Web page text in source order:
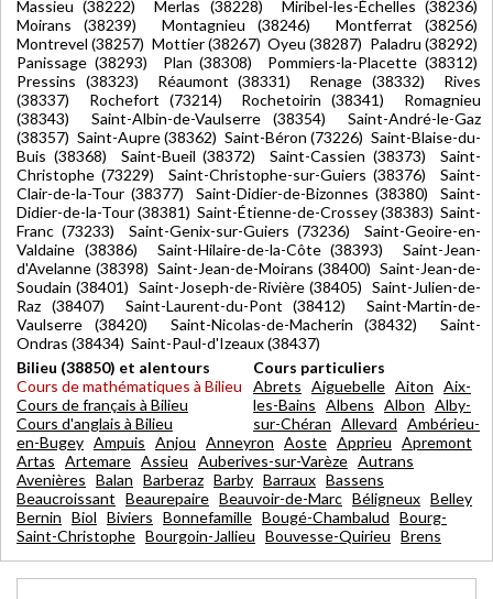
Massieu (38222) Merlas (38228) Miribel-les-Échelles (38236)
Moirans (38239) Montagnieu (38246) Montferrat (38256)
Montrevel (38257) Mottier (38267) Oyeu (38287) Paladru (38292)
Panissage (38293) Plan (38308) Pommiers-la-Placette (38312)
Pressins (38323) Réaumont (38331) Renage (38332) Rives
(38337) Rochefort (73214) Rochetoirin (38341) Romagnieu
(38343) Saint-Albin-de-Vaulserre (38354) Saint-André-le-Gaz
(38357) Saint-Aupre (38362) Saint-Béron (73226) Saint-Blaise-du-
Buis (38368) Saint-Bueil (38372) Saint-Cassien (38373) Saint-
Christophe (73229) Saint-Christophe-sur-Guiers (38376) Saint-
Clair-de-la-Tour (38377) Saint-Didier-de-Bizonnes (38380) Saint-
Didier-de-la-Tour (38381) Saint-Étienne-de-Crossey (38383) Saint-
Franc (73233) Saint-Genix-sur-Guiers (73236) Saint-Geoire-en-
Valdaine (38386) Saint-Hilaire-de-la-Côte (38393) Saint-Jean-
d'Avelanne (38398) Saint-Jean-de-Moirans (38400) Saint-Jean-de-
Soudain (38401) Saint-Joseph-de-Rivière (38405) Saint-Julien-de-
Raz (38407) Saint-Laurent-du-Pont (38412) Saint-Martin-de-
Vaulserre (38420) Saint-Nicolas-de-Macherin (38432) Saint-
Ondras (38434) Saint-Paul-d'Izeaux (38437)
Bilieu (38850) et alentours
Cours de mathématiques à Bilieu
Cours de français à Bilieu
Cours d'anglais à Bilieu
Cours particuliers
Abrets Aiguebelle Aiton Aix-
les-Bains Albens Albon Alby-
sur-Chéran Allevard Ambérieu-
en-Bugey Ampuis Anjou Anneyron Aoste Apprieu Apremont
Artas Artemare Assieu Auberives-sur-Varèze Autrans
Avenières Balan Barberaz Barby Barraux Bassens
Beaucroissant Beaurepaire Beauvoir-de-Marc Béligneux Belley
Bernin Biol Biviers Bonnefamille Bougé-Chambalud Bourg-
Saint-Christophe Bourgoin-Jallieu Bouvesse-Quirieu Brens